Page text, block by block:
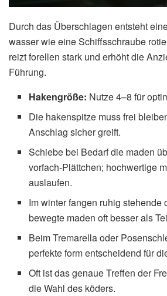
Durch das Überschlagen entsteht
wasser wie eine Schiffsschraube
reizt forellen stark und erhöht die
Führung.
Hakengröße: Nutze 4–8 für
Die hakenspitze muss frei
Anschlag sicher greift.
Schiebe bei Bedarf die maden
vorfach‑Plättchen; hochwertige
auslaufen.
Im winter fangen ruhig stehende
bewegte maden oft besser als
Beim Tremarella oder
perfekte form entscheidend für
Oft ist das genaue Treffen der
die Wahl des köders.